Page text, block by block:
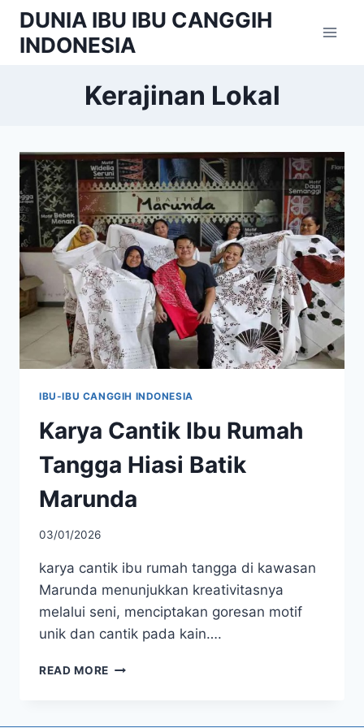
Skip
content
DUNIA IBU IBU CANGGIH
INDONESIA
Kerajinan Lokal
IBU-IBU CANGGIH INDONESIA
Karya Cantik Ibu Rumah
Tangga Hiasi Batik
Marunda
03/01/2026
karya cantik ibu rumah tangga di kawasan
Marunda menunjukkan kreativitasnya
melalui seni, menciptakan goresan motif
unik dan cantik pada kain….
READ MORE KARYA